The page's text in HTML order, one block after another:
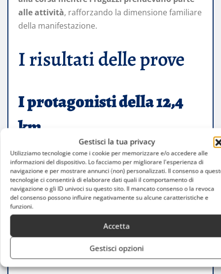
Gestisci la tua privacy
Utilizziamo tecnologie come i cookie per memorizzare e/o accedere alle
informazioni del dispositivo. Lo facciamo per migliorare l'esperienza di
navigazione e per mostrare annunci (non) personalizzati. Il consenso a
tecnologie ci consentirà di elaborare dati quali il comportamento di
navigazione o gli ID univoci su questo sito. Il mancato consenso o la revoca
del consenso possono influire negativamente su alcune caratteristiche e
funzioni.
Accetta
Gestisci opzioni
alle attività, rafforzando la dimensione familiare
della manifestazione.
I risultati delle prove
I protagonisti della 12,4
km
Nella prova più lunga, il primo a tagliare il
traguardo è statoAlessio Mainetti, seguito da
Giacomo Talamazzini e Nicolò Plona.
Tra le donne, la vittoria è andata aElsa Franchi
Sofia Pietrogrande e Marta Paniconi
La 6,2 km tra velocità e